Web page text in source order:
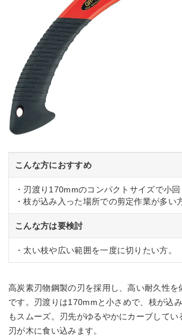
こんな方におすすめ
・刃渡り170mmのコンパクトサイズで小回
・枝が込み入った場所での剪定作業が多い
こんな方は要検討
・太い枝や広い範囲を一度に切りたい方。
高炭素刃物鋼製の刃を採用し、高い耐久性を
です。刃渡りは170mmと小さめで、枝が込
もスムーズ。刃先がゆるやかにカーブして
刃が木に食い込みます。